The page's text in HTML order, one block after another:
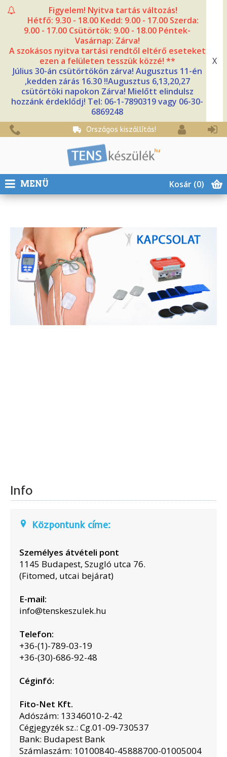
Figyelem! Nyitva tartás változás!
Hétfő: 9.30 - 18.00 Kedd: 9.00 - 17.00 Szerda:
9.00 - 17.00 Csütörtök: 9.00 - 18.00 Péntek-
Vasárnap: Zárva!
A szokásos nyitva tartási rendtől eltérő eseteket
ezen a felületen tesszük közzé! **
Július 30-án csütörtökön zárva! Augusztus 11-én
,kedden zárás 16.30 !!Augusztus 6,13,20,27
csütörtöki napokon Zárva! Mielőtt elindulsz
hozzánk érdeklődj! Tel: 06-1-7890319 vagy 06-30-
6869248
X
Országos kiszállítás!
Kosár (0)
MENÜ
Info
Központunk címe:
Személyes átvételi pont
1145 Budapest, Szugló utca 76.
(Fitomed, utcai bejárat)
E-mail:
info@tenskeszulek.hu
Telefon:
+36-(1)-789-03-19
+36-(30)-686-92-48
Céginfó:
Fito-Net Kft.
Adószám: 13346010-2-42
Cégjegyzék sz.: Cg.01-09-730537
Bank: Budapest Bank
Számlaszám: 10100840-45888700-01005004